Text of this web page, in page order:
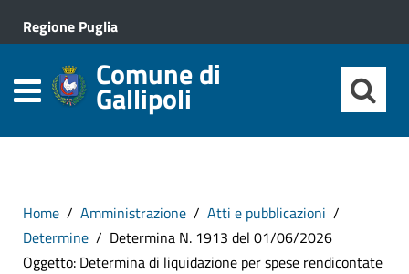
Regione Puglia
Comune di
Gallipoli
Home Amministrazione
Atti e pubblicazioni
Determine
Determina N. 1913 del 01/06/2026
Oggetto: Determina di liquidazione per spese rendicontate